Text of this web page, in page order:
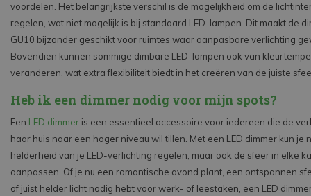
voordelen. Het belangrijkste verschil is de mogelijkheid om de
regelen, wat niet mogelijk is bij standaard LED-lampen. Dit maakt de
GU10 bijzonder geschikt voor ruimtes waar aanpasbare verlichting
Bovendien kunnen sommige dimbare LED-lampen ook van
veranderen, wat extra flexibiliteit biedt in het creëren van de juiste
Heb ik een dimmer nodig voor mijn spots?
Een LED dimmer is een essentieel accessoire voor iedereen die de
haar huis naar een hoger niveau wil tillen. Met een LED dimmer kun je
helderheid van je LED-verlichting regelen, maar ook de sfeer in elke
aanpassen. Of je nu een romantische avond plant, een ontspannen
of juist helder licht nodig hebt voor werk- of leestaken, een LED